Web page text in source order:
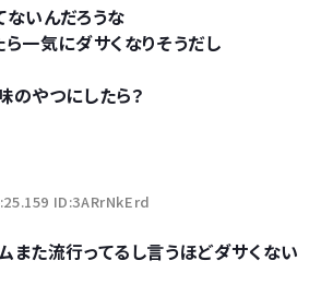
ないんだろうな
ら一気にダサくなりそうだし
のやつにしたら？
ID:3ARrNkErd
また流行ってるし言うほどダサくない